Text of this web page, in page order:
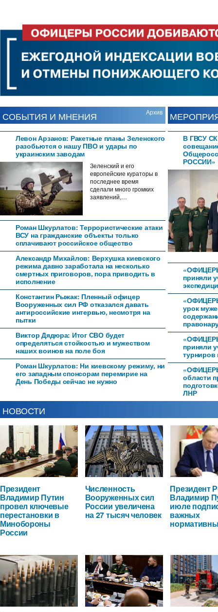
СОБЫТИЯ И МНЕНИЯ Архив
Левон Арзанов: Ракетные планы Зеленского
разобьются о нашу ПВО и удары по
украинским заводам
Зеленский и его
европейские кураторы в
последнее время
сделали много громких
заявлений,…
Роман Шкурлатов: Террористические атаки
ВСУ на гражданские объекты только
сплачивают российское общество
Александр Михайлов: Верхушка киевского
режима давно заработала на несколько
смертных приговоров, пора приводить в
исполнение
Константин Рыжак: Пленный офицер
Вооруженных сил РФ отказался давать
антироссийские интервью, несмотря на
пытки
Виктор Дядюра: Итог СВО будет
определяться стойкостью и мужеством
наших воинов на поле боя
Роман Шкурлатов: Ни киевскому режиму, ни
его западным спонсорам перемирие на
День Победы сейчас не нужно
В ГВСУ СК
РОССИИ»
приняли
урок
приняли
турниров
области
ЛНР
НОВОСТИ
Президент
Владимир Путин
провел ключевые
перестановки в
Минобороны
России
Численность
Вооруженных сил
России увеличена
на 27 тысяч человек
Президент
Владимир
июле
важных